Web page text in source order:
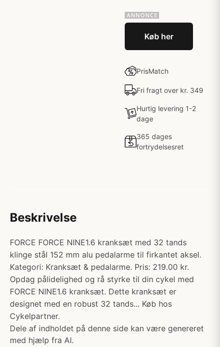
Køb her
PrisMatch
Fri fragt over kr. 349
Hurtig levering 1-2
dage
365 dages
fortrydelsesret
Beskrivelse
FORCE FORCE NINE1.6 kranksæt med 32 tands
klinge stål 152 mm alu pedalarme til firkantet aksel.
Kategori: Kranksæt & pedalarme. Pris: 219.00 kr.
Opdag pålidelighed og rå styrke til din cykel med
FORCE NINE1.6 kranksæt. Dette kranksæt er
designet med en robust 32 tands... Køb hos
Cykelpartner.
Dele af indholdet på denne side kan være genereret
med hjælp fra AI.